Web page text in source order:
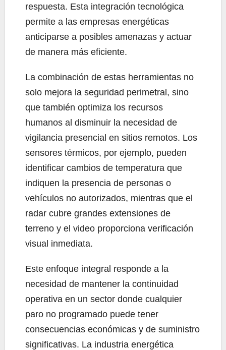
respuesta. Esta integración tecnológica
permite a las empresas energéticas
anticiparse a posibles amenazas y actuar
de manera más eficiente.
La combinación de estas herramientas no
solo mejora la seguridad perimetral, sino
que también optimiza los recursos
humanos al disminuir la necesidad de
vigilancia presencial en sitios remotos. Los
sensores térmicos, por ejemplo, pueden
identificar cambios de temperatura que
indiquen la presencia de personas o
vehículos no autorizados, mientras que el
radar cubre grandes extensiones de
terreno y el video proporciona verificación
visual inmediata.
Este enfoque integral responde a la
necesidad de mantener la continuidad
operativa en un sector donde cualquier
paro no programado puede tener
consecuencias económicas y de suministro
significativas. La industria energética